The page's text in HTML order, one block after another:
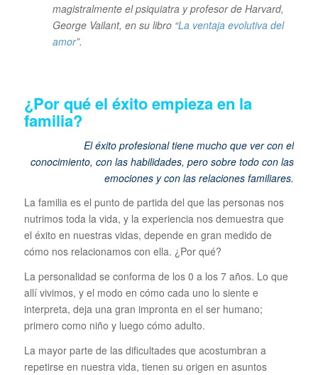
magistralmente el psiquiatra y profesor de Harvard,
George Vailant, en su libro “La ventaja evolutiva del
amor”.
¿Por qué el éxito empieza en la
familia?
El éxito profesional tiene mucho que ver con el
conocimiento, con las habilidades, pero sobre todo con las
emociones y con las relaciones familiares.
La familia es el punto de partida del que las personas nos
nutrimos toda la vida, y la experiencia nos demuestra que
el éxito en nuestras vidas, depende en gran medido de
cómo nos relacionamos con ella. ¿Por qué?
La personalidad se conforma de los 0 a los 7 años. Lo que
allí vivimos, y el modo en cómo cada uno lo siente e
interpreta, deja una gran impronta en el ser humano;
primero como niño y luego cómo adulto.
La mayor parte de las dificultades que acostumbran a
repetirse en nuestra vida, tienen su origen en asuntos